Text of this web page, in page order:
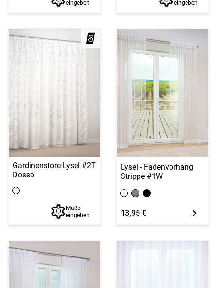
eingeben eingeben
Gardinenstore Lysel #2T
Dosso
Maße
eingeben
Lysel - Fadenvorhang
Strippe #1W
13,95 €